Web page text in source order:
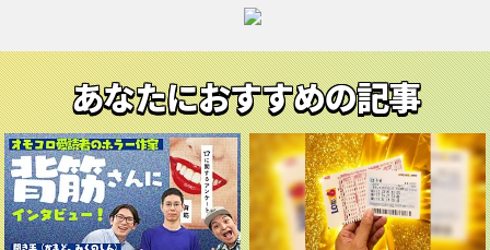
あなたにおすすめの記事